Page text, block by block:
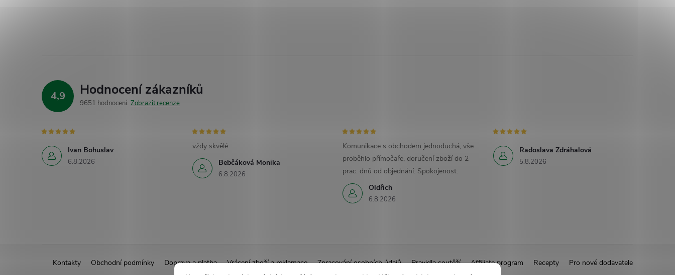
4,9 Hodnocení zákazníků
9651 hodnocení Zobrazit recenze
Ivan Bohuslav
6.8.2026 Bebčáková Monika
6.8.2026
vždy skvělé
Oldřich
6.8.2026
Komunikace s obchodem jednoduchá, vše
proběhlo přímočaře, doručení zboží do 2
prac. dnů od objednání. Spokojenost.
Radoslava Zdráhalová
5.8.2026
Kontakty Obchodní podmínky Doprava a platba Vrácení zboží a reklamace Zpracování osobních údajů Pravidla soutěží Affiliate program Recepty
Pro nové dodavatele